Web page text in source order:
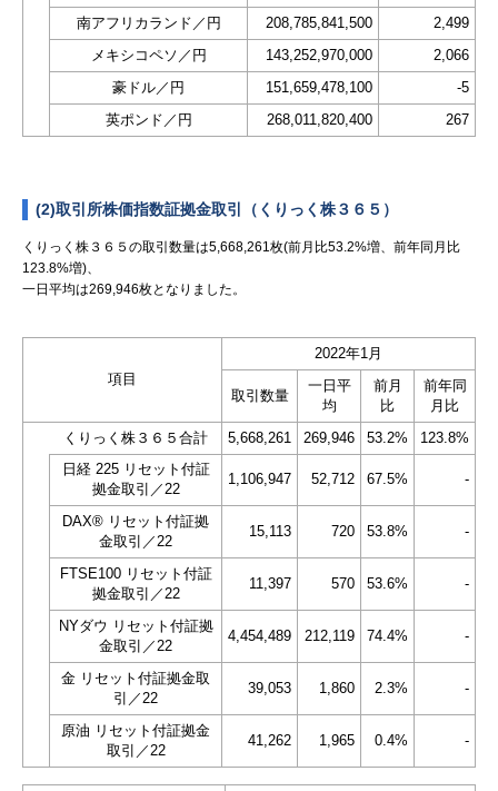
南アフリカランド／円
208,785,841,500
2,499
メキシコペソ／円
143,252,970,000
2,066
豪ドル／円
151,659,478,100
-5
英ポンド／円
268,011,820,400 267
(2)取引所株価指数証拠金取引（くりっく株３６５）
くりっく株３６５の取引数量は5,668,261枚(前月比53.2%増、前年同月比
123.8%増)、
一日平均は269,946枚となりました。
項目
2022年1月
取引数量
一日平
均
前月
比
前年同
月比
くりっく株３６５合計
5,668,261 269,946 53.2%
123.8%
日経 225 リセット付証
拠金取引／22
1,106,947 52,712 67.5% -
DAX® リセット付証拠
金取引／22
15,113 720 53.8% -
FTSE100 リセット付証
拠金取引／22
11,397 570 53.6% -
NYダウ リセット付証拠
金取引／22
4,454,489 212,119 74.4% -
金 リセット付証拠金取
引／22
39,053 1,860 2.3% -
原油 リセット付証拠金
取引／22
41,262 1,965 0.4% -